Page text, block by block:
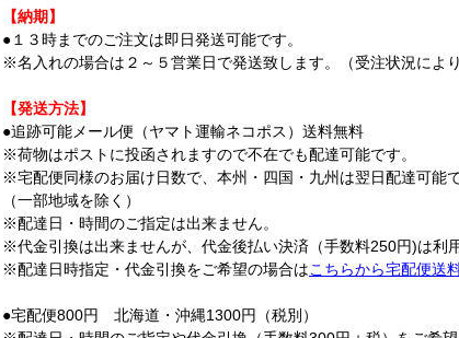
【納期】
●１３時までのご注文は即日発送可能です。
※名入れの場合は２～５営業日で発送致します。（受注状況により
【発送方法】
●追跡可能メール便（ヤマト運輸ネコポス）送料無料
※荷物はポストに投函されますので不在でも配達可能です。
※宅配便同様のお届け日数で、本州・四国・九州は翌日配達可能で
（一部地域を除く）
※配達日・時間のご指定は出来ません。
※代金引換は出来ませんが、代金後払い決済（手数料250円)は利
※配達日時指定・代金引換をご希望の場合はこちらから宅配便送
●宅配便800円 北海道・沖縄1300円（税別）